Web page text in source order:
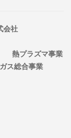
社
業部
マ事業
事業